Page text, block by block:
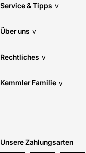
Service & Tipps v
Über uns v
Rechtliches v
Kemmler Familie v
Unsere Zahlungsarten